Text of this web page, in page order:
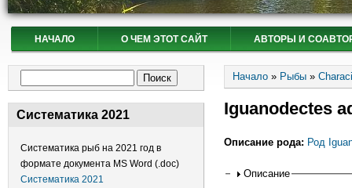
НАЧАЛО О ЧЕМ ЭТОТ САЙТ АВТОРЫ И
Систематика 2021
Систематика рыб на 2021 год в
формате документа MS Word (.doc)
Систематика 2021
Вы здесь
Начало » Рыбы »
Iguanodectes
Описание рода: Род
Описание